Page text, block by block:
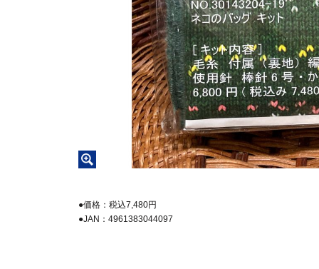
●価格：税込7,480円
●JAN：4961383044097